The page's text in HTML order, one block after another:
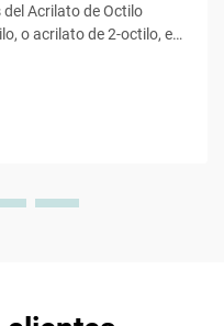
Acrilato de Octilo
o acrilato de 2-octilo, es
de ocho carbonos